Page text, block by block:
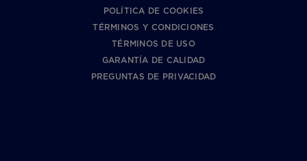
POLÍTICA DE COOKIES
TÉRMINOS Y CONDICIONES
TÉRMINOS DE USO
GARANTÍA DE CALIDAD
PREGUNTAS DE PRIVACIDAD